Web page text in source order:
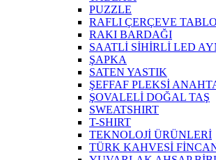
PUZZLE
RAFLI ÇERÇEVE TABLO
RAKI BARDAĞI
SAATLİ SİHİRLİ LED
ŞAPKA
SATEN YASTIK
ŞEFFAF PLEKSİ
ŞOVALELİ DOĞAL TAŞ
SWEATSHIRT
T-SHIRT
TEKNOLOJİ ÜRÜNLERİ
TÜRK KAHVESİ